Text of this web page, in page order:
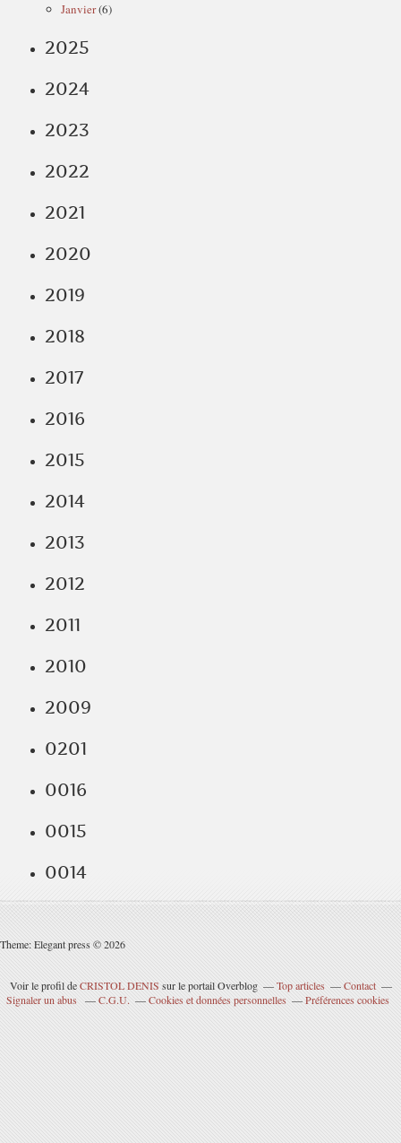
Janvier(6)
2025
2024
2023
2022
2021
2020
2019
2018
2017
2016
2015
2014
2013
2012
2011
2010
2009
0201
0016
0015
0014
Theme: Elegant press © 2026
Voir le profil deCRISTOL DENIS sur le portail Overblog Top articles
Contact
Signaler un abus
C.G.U. Cookies et données personnelles Préférences cookies